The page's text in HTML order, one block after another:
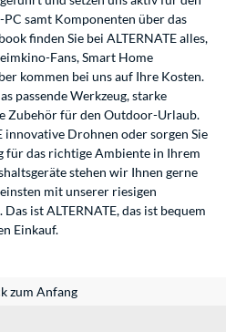
samt Komponenten über das
finden Sie bei ALTERNATE alles,
Fans, Smart Home
kommen bei uns auf Ihre Kosten.
passende Werkzeug, starke
Zubehör für den Outdoor-Urlaub.
innovative Drohnen oder sorgen Sie
das richtige Ambiente in Ihrem
stehen wir Ihnen gerne
mit unserer riesigen
ist ALTERNATE, das ist bequem
Einkauf.
zum Anfang